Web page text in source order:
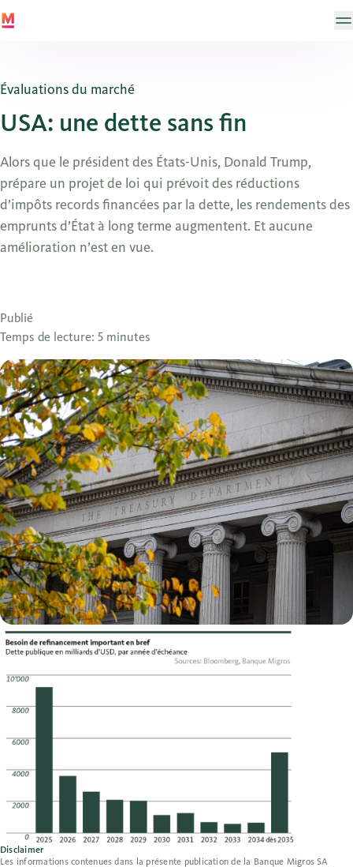
Évaluations du marché
USA: une dette sans fin
Alors que le président des États-Unis, Donald Trump,
prépare un projet de loi qui prévoit des réductions
d’impôts records financées par la dette, les rendements des
emprunts d’État à long terme augmentent. Et aucune
amélioration n’est en vue.
Publié
Temps de lecture: 5 minutes
Disclaimer
Les informations contenues dans la présente publication de la Banque Migros SA